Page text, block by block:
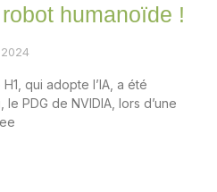
humanoïde !
qui adopte l’IA, a été
PDG de NVIDIA, lors d’une